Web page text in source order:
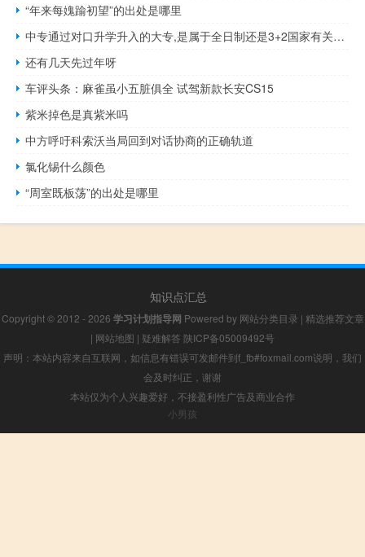
“年来每媿踰初望”的出处是哪里
中专通过对口升学升入的大专,是属于全日制还是3+2国家有关于这个条文吗 中专注册大专是全日制的吗
还有几天先过年呀
车评头条：麻雀虽小五脏俱全 试驾新款长安CS15
紫米掉色是真紫米吗
中方呼吁科索沃当局回到对话协商的正确轨道
氯化锡什么颜色
“周室既板荡”的出处是哪里
知识点汇总
Copyright © 2012 - 2026 学习计划指导网 Powered by 网站分类目录 | 精选推荐文章
| 网站地图 | 疑难解答 陕ICP备05009492号
声明：本站内容来自互联网，如信息有错误可发邮件到f_fb#foxmail.com说明，我们
会及时纠正，谢谢
本站仅为个人兴趣爱好，不接盈利性广告及商业合作
小男孩